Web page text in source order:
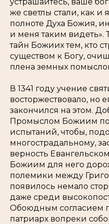
же светлы стали, как и
полноте Духа Божия,
и меня таким видеть».
тайн Божиих тем, кто
существом к Богу,
плена земных
В 1341 году учение
восторжествовало, но
закончился на этом.
Промыслом Божиим
испытаний, чтобы,
многострадальному,
верность
Божиим для него
полемики между
появилось немало
даже среди
Обоюдным согласием
патриарх вопреки